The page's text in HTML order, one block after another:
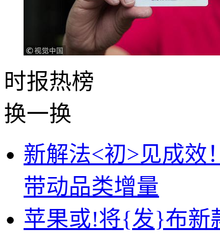
时报热榜
换一换
新解法<初>见成效
带动品类增量
苹果或!将{发}布新